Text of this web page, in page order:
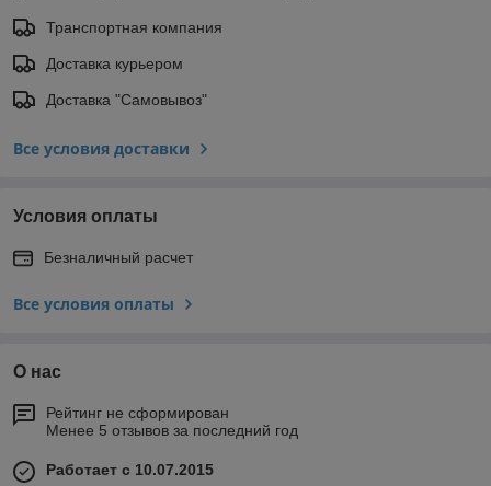
Транспортная компания
Доставка курьером
Доставка "Самовывоз"
Все условия доставки
Условия оплаты
Безналичный расчет
Все условия оплаты
О нас
Рейтинг не сформирован
Менее 5 отзывов за последний год
Работает с 10.07.2015